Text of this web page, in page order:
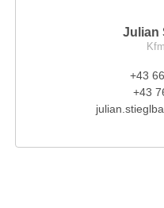
Julian
+43
+43